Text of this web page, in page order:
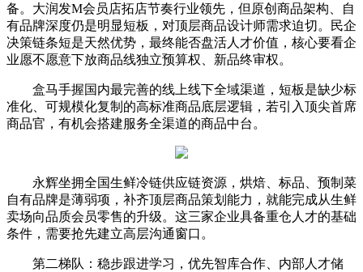
备。大润发M会员店拓店节奏行业领先，但原创商品架构、自
有品牌深度仍是明显短板，对顶层商品设计师需求迫切。民企
决策链条短是天然优势，最终能否盘活人才价值，核心要看企
业愿不愿意下放商品线独立预算权、新品终审权。
盒马手握国内最完善的线上线下全域渠道，短板是缺少标
准化、可规模化复制的高标准商品底层逻辑，若引入顶尖首席
商品官，有机会搭建服务全渠道的商品中台。
永辉坐拥全国生鲜冷链供应链资源，烘焙、标品、预制菜
自有品牌是薄弱项，补齐顶层商品策划能力，就能完成从生鲜
卖场向品质会员零售的升级。这三家企业具备重仓人才的基础
条件，需要抢先建立高层沟通窗口。
第二梯队：稳步跟进学习，优先智库合作、内部人才储